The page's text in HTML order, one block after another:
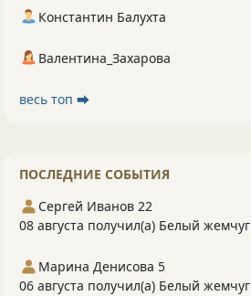
Константин Балухта
Валентина_Захарова
весь топ ⮕
ПОСЛЕДНИЕ СОБЫТИЯ
Сергей Иванов 22
08 августа получил(а) Белый жемчуг
Марина Денисова 5
06 августа получил(а) Белый жемчуг